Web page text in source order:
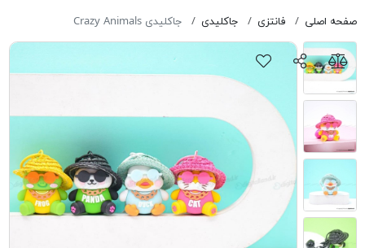
صفحه اصلی فانتزی جاکلیدی جاکلیدی Crazy Animals